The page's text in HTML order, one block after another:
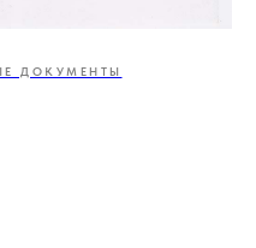
ДОКУМЕНТЫ